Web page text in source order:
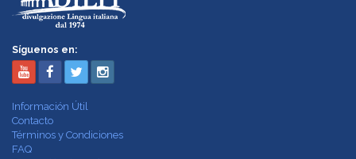
Síguenos en:
Información Útil
Contacto
Términos y Condiciones
FAQ